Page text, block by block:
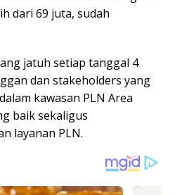
dari 69 juta, sudah
jatuh setiap tanggal 4
dan stakeholders yang
kawasan PLN Area
baik sekaligus
layanan PLN.